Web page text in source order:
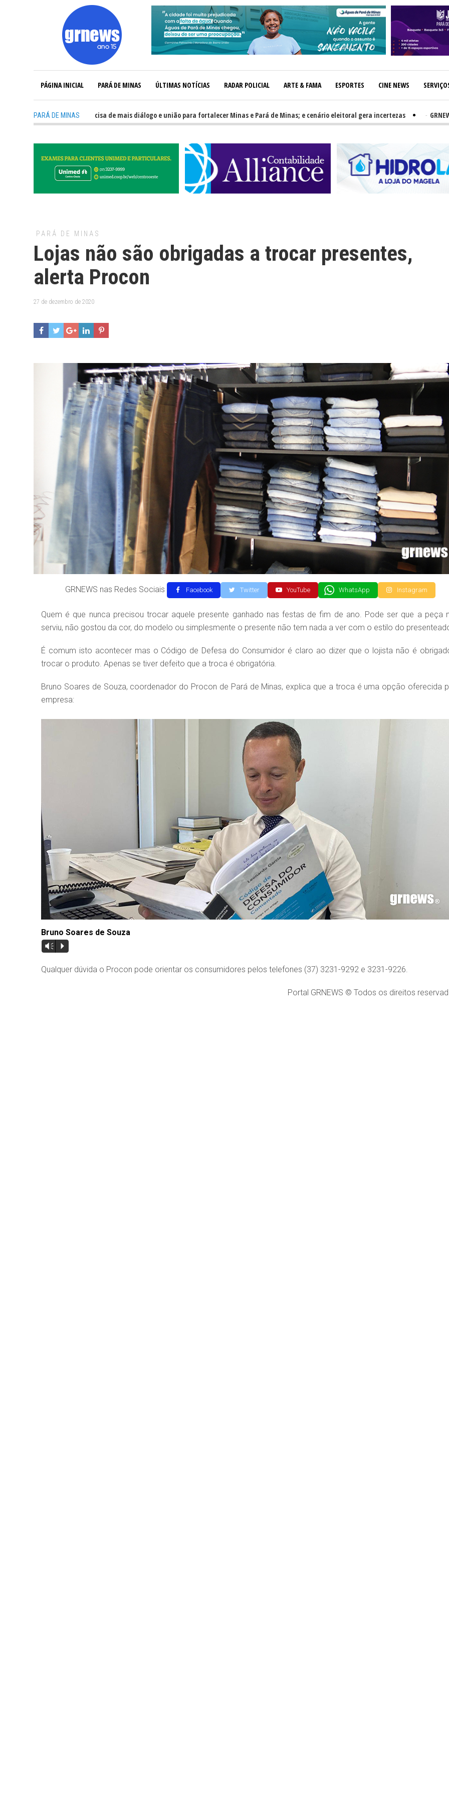
PÁGINA INICIAL PARÁ DE MINAS ÚLTIMAS NOTÍCIAS RADAR POLICIAL ARTE & FAMA ESPORTES CINE NEWS
PARÁ DE MINAS
GRNEWS TV: Política precisa de mais diálogo e união para fortalecer Minas e Pará de Minas; e cenário eleitoral gera incertezas - GRNEWS
PARÁ DE MINAS
Lojas não são obrigadas a trocar presentes,
alerta Procon
27 de dezembro de 2020
GRNEWS nas Redes Sociais Facebook Twitter YouTube WhatsApp Instagram
Quem é que nunca precisou trocar aquele presente ganhado nas festas de fim de ano. Pode ser que a peça
serviu, não gostou da cor, do modelo ou simplesmente o presente não tem nada a ver com o estilo do
É comum isto acontecer mas o Código de Defesa do Consumidor é claro ao dizer que o lojista não é
trocar o produto. Apenas se tiver defeito que a troca é obrigatória.
Bruno Soares de Souza, coordenador do Procon de Pará de Minas, explica que a troca é uma opção oferecida
empresa:
Bruno Soares de Souza
Vm P
Qualquer dúvida o Procon pode orientar os consumidores pelos telefones (37) 3231-9292 e 3231-9226.
Portal GRNEWS © Todos os direitos